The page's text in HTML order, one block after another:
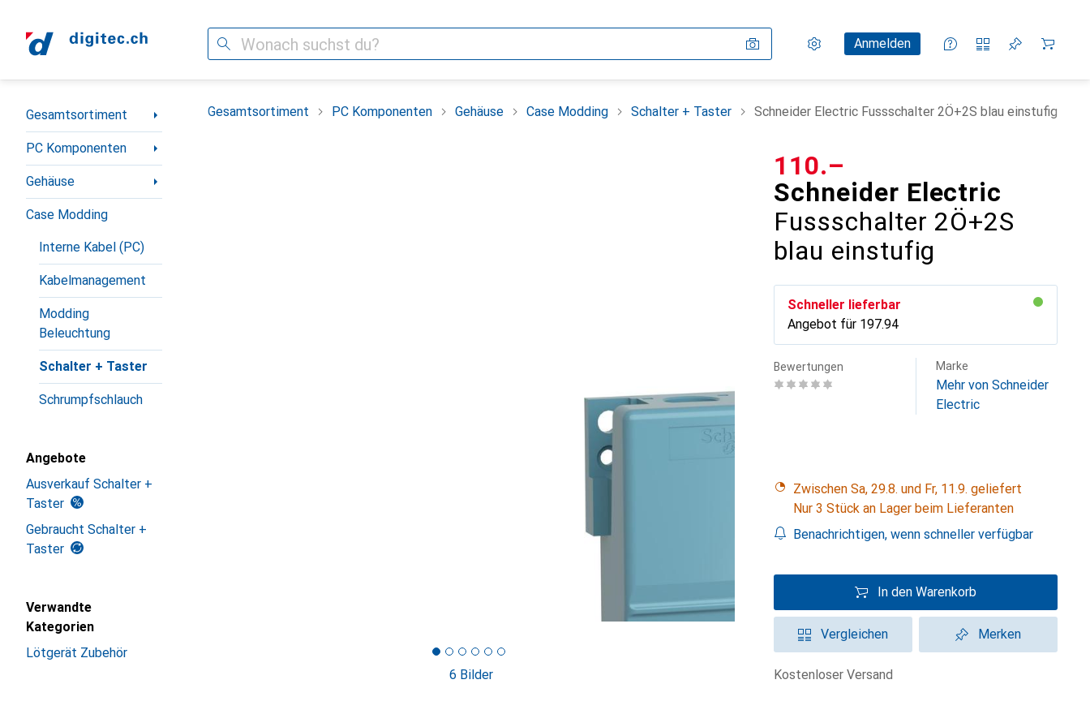
Suche Einstellungen
KundenkontoAnmelden
Vergleichslisten
Merklisten
Warenkorb
Navigation nach Kategorien
Gesamtsortiment
PC Komponenten
Gehäuse
Case Modding
Interne Kabel (PC)
Kabelmanagement
Modding
Beleuchtung
Schalter + Taster
Schrumpfschlauch
Angebote
Ausverkauf Schalter +
Taster
Gebraucht Schalter +
Taster
Verwandte
Kategorien
Lötgerät Zubehör
Gesamtsortiment PC Komponenten Gehäuse Case Modding Schalter + Taster Schneider Electric Fussschalter 2Ö+2S blau einstufig
6 Bilder
Schneider Electric
Fussschalter 2Ö+2S
blau einstufig
CHF
110.–
Schneller lieferbar
Angebot für CHF
197.94
Bewertungen Marke
Mehr von Schneider
Electric
Zwischen Sa, 29.8. und Fr, 11.9. geliefert
Nur 3 Stück an Lager beim Lieferanten
Benachrichtigen, wenn schneller verfügbar
In den Warenkorb
Vergleichen Merken
kostenloser Versand